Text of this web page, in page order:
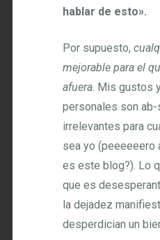
hablar de esto».
Por supuesto,
mejorable para el
afuera. Mis gustos
personales son
irrelevantes para
sea yo (peeeeeero
es este blog?). Lo
que es
la dejadez
desperdician un